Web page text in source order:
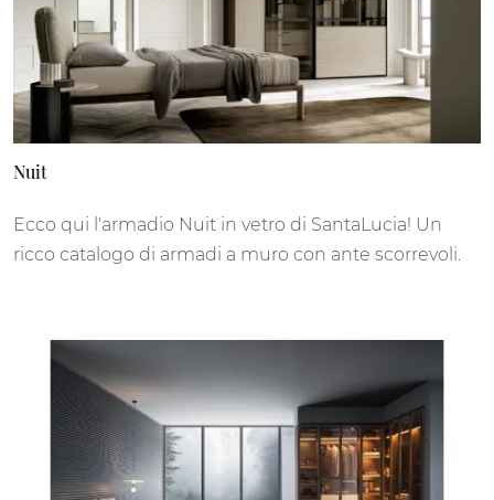
Nuit
Ecco qui l'armadio Nuit in vetro di SantaLucia! Un
ricco catalogo di armadi a muro con ante scorrevoli.